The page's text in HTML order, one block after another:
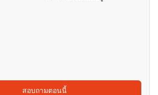
สอบถามตอนนี้